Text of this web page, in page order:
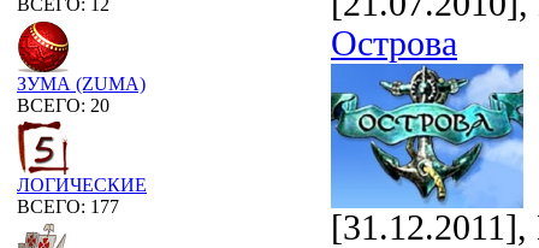
ВСЕГО: 12
ЗУМА (ZUMA)
ВСЕГО: 20
ЛОГИЧЕСКИЕ
ВСЕГО: 177
Острова
[31.12.2011],